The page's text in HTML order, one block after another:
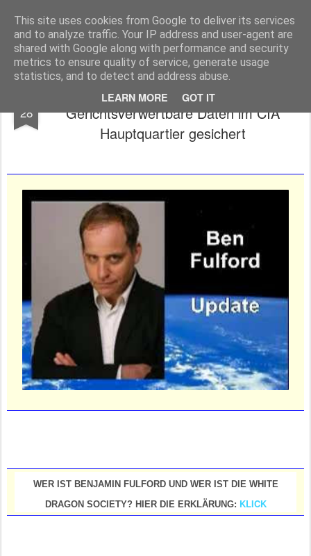
This site uses cookies from Google to deliver its services
and to analyze traffic. Your IP address and user-agent are
shared with Google along with performance and security
metrics to ensure quality of service, generate usage
statistics, and to detect and address abuse.
LEARN MORE GOT IT
Freigeist - ReHU - Forum Institut für Grenzwissenschaften - Spiritualität - Zukunftsforschung - Einheit
Pages
28
Fulford update. 27.11.17
Gerichtsverwertbare Daten im CIA
Hauptquartier gesichert
WER IST BENJAMIN FULFORD UND WER IST DIE WHITE
DRAGON SOCIETY? HIER DIE ERKLÄRUNG: KLICK